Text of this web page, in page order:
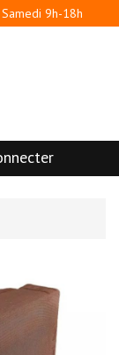
9h-18h